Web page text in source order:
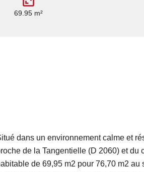
69.95 m²
dans un environnement calme et
de la Tangentielle (D 2060) et
de 69,95 m2 pour 76,70 m2